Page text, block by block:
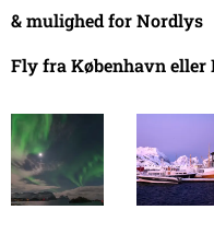
& mulighed for Nordlys
Fly fra København eller